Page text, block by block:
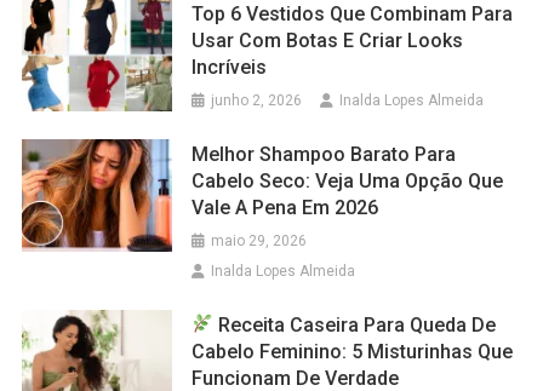
Top 6 Vestidos Que Combinam Para
Usar Com Botas E Criar Looks
Incríveis
junho 2, 2026 Inalda Lopes Almeida
Melhor Shampoo Barato Para
Cabelo Seco: Veja Uma Opção Que
Vale A Pena Em 2026
maio 29, 2026
Inalda Lopes Almeida
Receita Caseira Para Queda De
Cabelo Feminino: 5 Misturinhas Que
Funcionam De Verdade